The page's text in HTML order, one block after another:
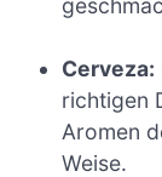
Cerveza:
richtigen
Aromen
Weise.